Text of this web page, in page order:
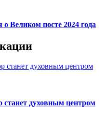
Великом посте 2024 года
духовным центром